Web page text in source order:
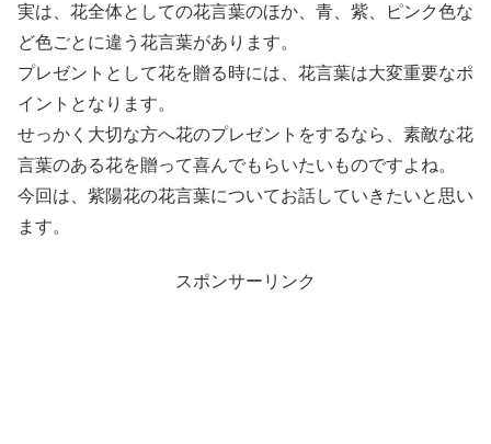
実は、花全体としての花言葉のほか、青、紫、ピンク色な
ど色ごとに違う花言葉があります。
プレゼントとして花を贈る時には、花言葉は大変重要なポ
イントとなります。
せっかく大切な方へ花のプレゼントをするなら、素敵な花
言葉のある花を贈って喜んでもらいたいものですよね。
今回は、紫陽花の花言葉についてお話していきたいと思い
ます。
スポンサーリンク